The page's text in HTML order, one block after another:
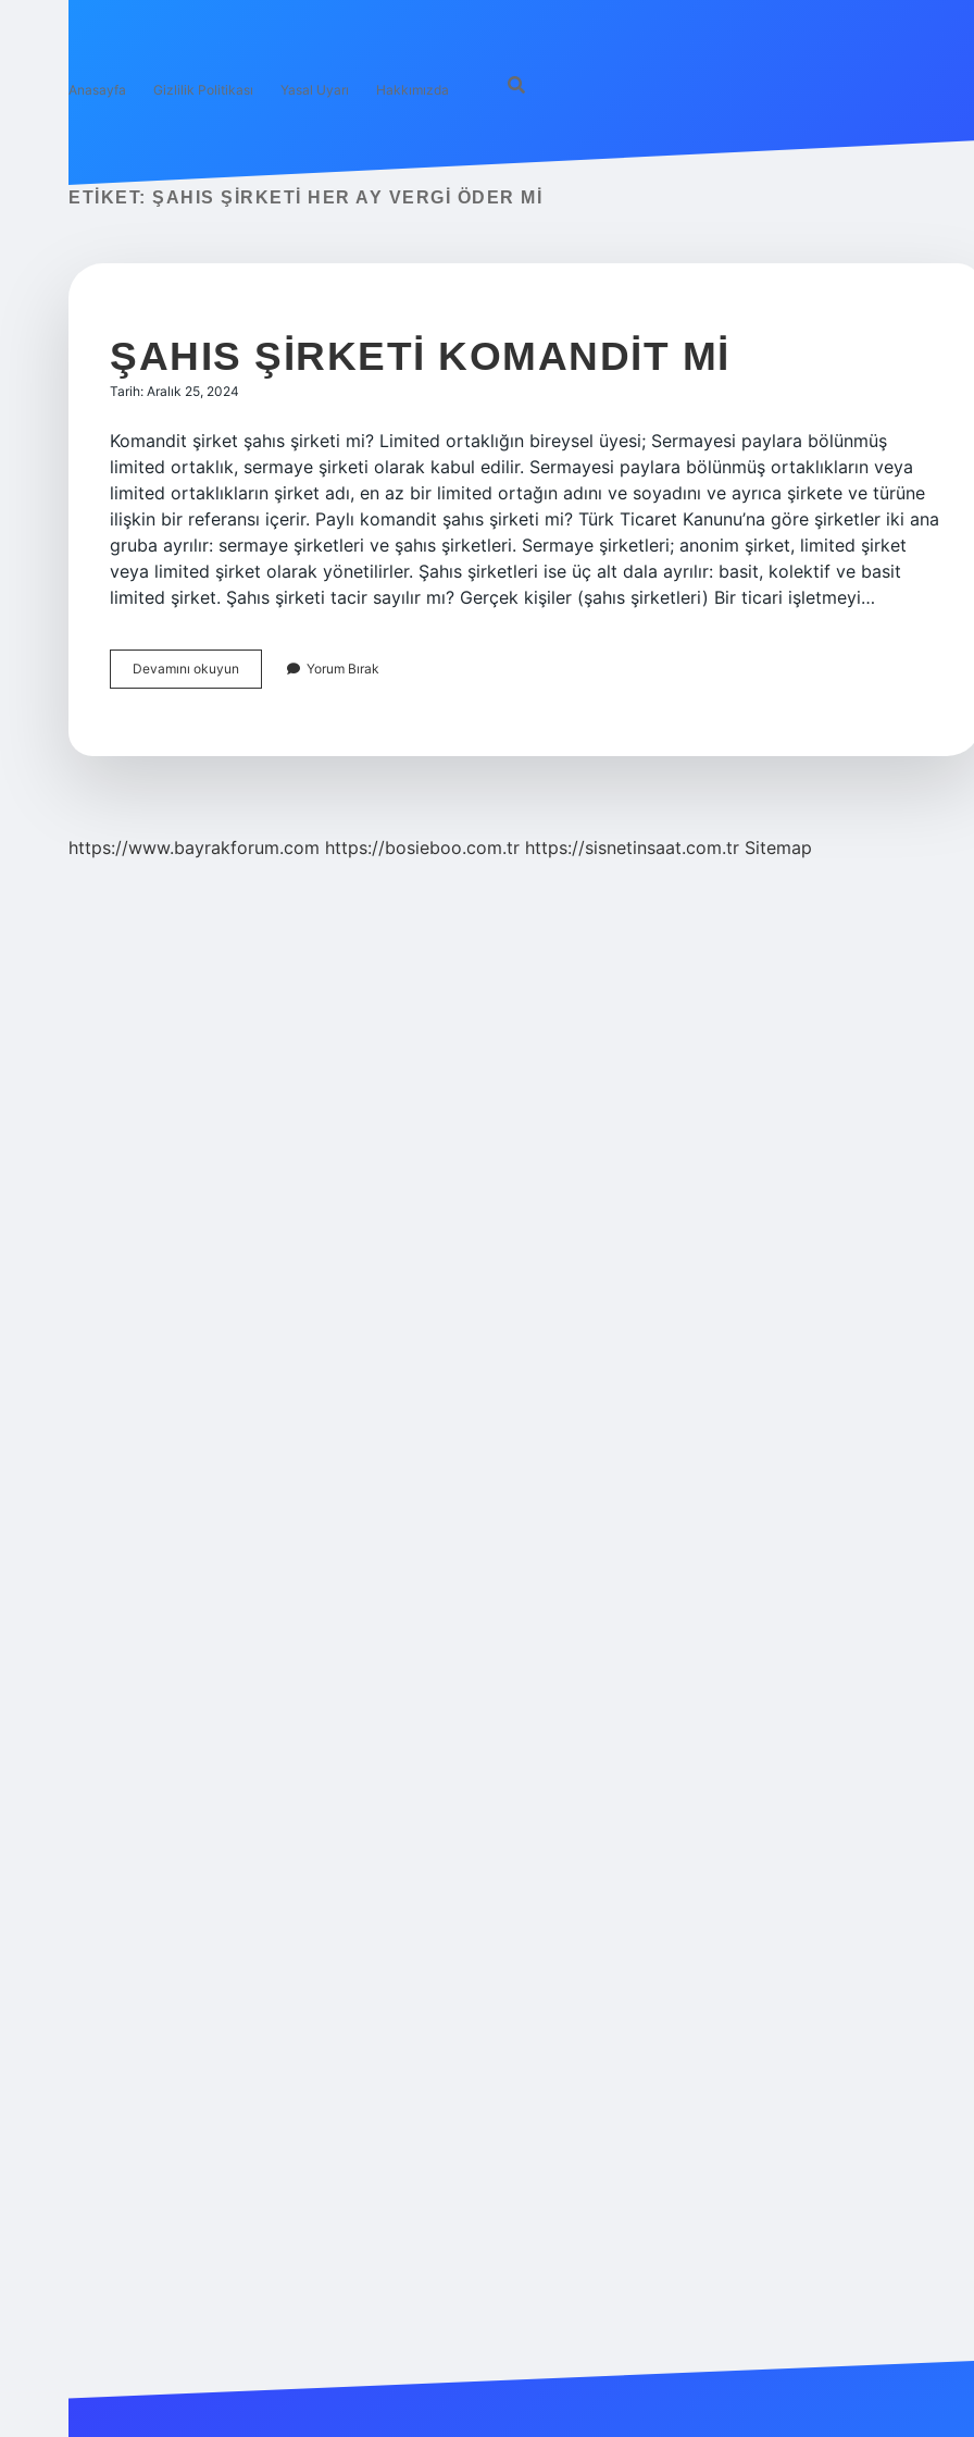
Anasayfa Gizlilik Politikası Yasal Uyarı Hakkımızda
ETIKET: ŞAHIS ŞIRKETI HER AY VERGI ÖDER MI
ŞAHIS ŞIRKETI KOMANDIT MI
Tarih: Aralık 25, 2024
Komandit şirket şahıs şirketi mi? Limited ortaklığın bireysel üyesi; Sermayesi paylara bölünmüş
limited ortaklık, sermaye şirketi olarak kabul edilir. Sermayesi paylara bölünmüş ortaklıkların veya
limited ortaklıkların şirket adı, en az bir limited ortağın adını ve soyadını ve ayrıca şirkete ve türüne
ilişkin bir referansı içerir. Paylı komandit şahıs şirketi mi? Türk Ticaret Kanunu’na göre şirketler iki ana
gruba ayrılır: sermaye şirketleri ve şahıs şirketleri. Sermaye şirketleri; anonim şirket, limited şirket
veya limited şirket olarak yönetilirler. Şahıs şirketleri ise üç alt dala ayrılır: basit, kolektif ve basit
limited şirket. Şahıs şirketi tacir sayılır mı? Gerçek kişiler (şahıs şirketleri) Bir ticari işletmeyi…
Devamını okuyun
Şirketi
Yorum Bırak
https://www.bayrakforum.com https://bosieboo.com.tr https://sisnetinsaat.com.tr Sitemap